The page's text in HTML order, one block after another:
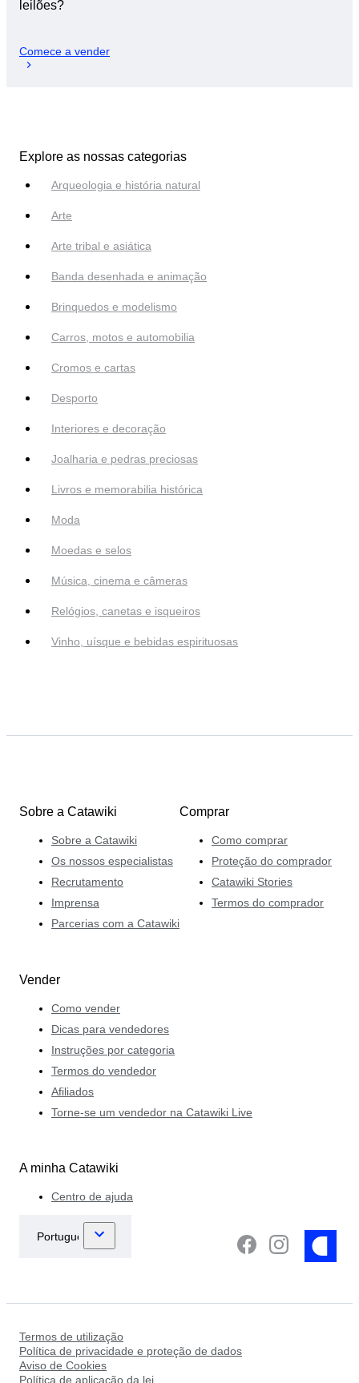
leilões?
Comece a vender
Explore as nossas categorias
Arqueologia e história natural
Arte
Arte tribal e asiática
Banda desenhada e animação
Brinquedos e modelismo
Carros, motos e automobilia
Cromos e cartas
Desporto
Interiores e decoração
Joalharia e pedras preciosas
Livros e memorabilia histórica
Moda
Moedas e selos
Música, cinema e câmeras
Relógios, canetas e isqueiros
Vinho, uísque e bebidas espirituosas
Sobre a Catawiki
Sobre a Catawiki
Os nossos especialistas
Recrutamento
Imprensa
Parcerias com a Catawiki
Comprar
Como comprar
Proteção do comprador
Catawiki Stories
Termos do comprador
Vender
Como vender
Dicas para vendedores
Instruções por categoria
Termos do vendedor
Afiliados
Torne-se um vendedor na Catawiki Live
A minha Catawiki
Centro de ajuda
Termos de utilização
Política de privacidade e proteção de dados
Aviso de Cookies
Política de aplicação da lei